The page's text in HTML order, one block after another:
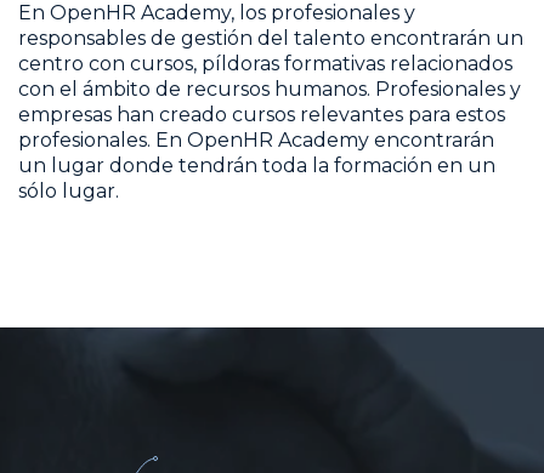
En OpenHR Academy, los profesionales y
responsables de gestión del talento encontrarán un
centro con cursos, píldoras formativas relacionados
con el ámbito de recursos humanos. Profesionales y
empresas han creado cursos relevantes para estos
profesionales. En OpenHR Academy encontrarán
un lugar donde tendrán toda la formación en un
sólo lugar.